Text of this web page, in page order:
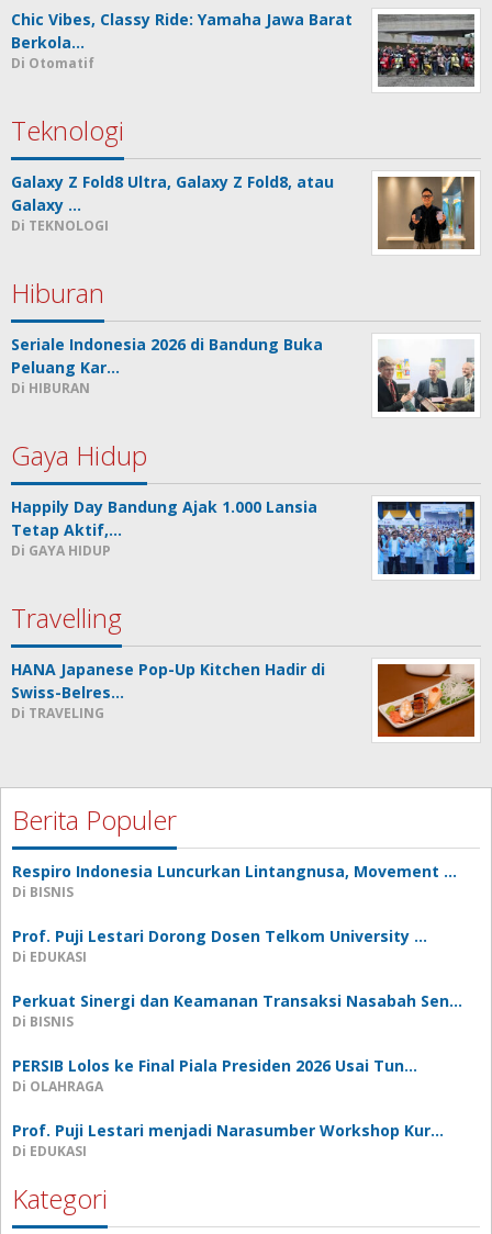
Chic Vibes, Classy Ride: Yamaha Jawa Barat
Berkola…
Di Otomatif
Teknologi
Galaxy Z Fold8 Ultra, Galaxy Z Fold8, atau
Galaxy …
Di TEKNOLOGI
Hiburan
Seriale Indonesia 2026 di Bandung Buka
Peluang Kar…
Di HIBURAN
Gaya Hidup
Happily Day Bandung Ajak 1.000 Lansia
Tetap Aktif,…
Di GAYA HIDUP
Travelling
HANA Japanese Pop-Up Kitchen Hadir di
Swiss-Belres…
Di TRAVELING
Berita Populer
Respiro Indonesia Luncurkan Lintangnusa, Movement …
Di BISNIS
Prof. Puji Lestari Dorong Dosen Telkom University …
Di EDUKASI
Perkuat Sinergi dan Keamanan Transaksi Nasabah Sen…
Di BISNIS
PERSIB Lolos ke Final Piala Presiden 2026 Usai Tun…
Di OLAHRAGA
Prof. Puji Lestari menjadi Narasumber Workshop Kur…
Di EDUKASI
Kategori